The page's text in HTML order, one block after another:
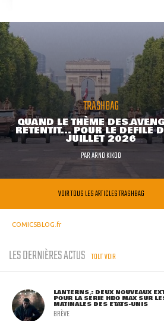
TRASHBAG
QUAND LE THÈME DES
RETENTIT... POUR LE DÉFILÉ
JUILLET 2026
PARARNO KIKOO
VOIR TOUS LES ARTICLES TRASHBAG
COMICSBLOG.fr
LES DERNIÈRES ACTUS TOUT VOIR
LANTERNS : DEUX NOUVEAUX
POUR LA SÉRIE HBO MAX SUR
MATINALES DES ETATS-UNIS
BRÈVE